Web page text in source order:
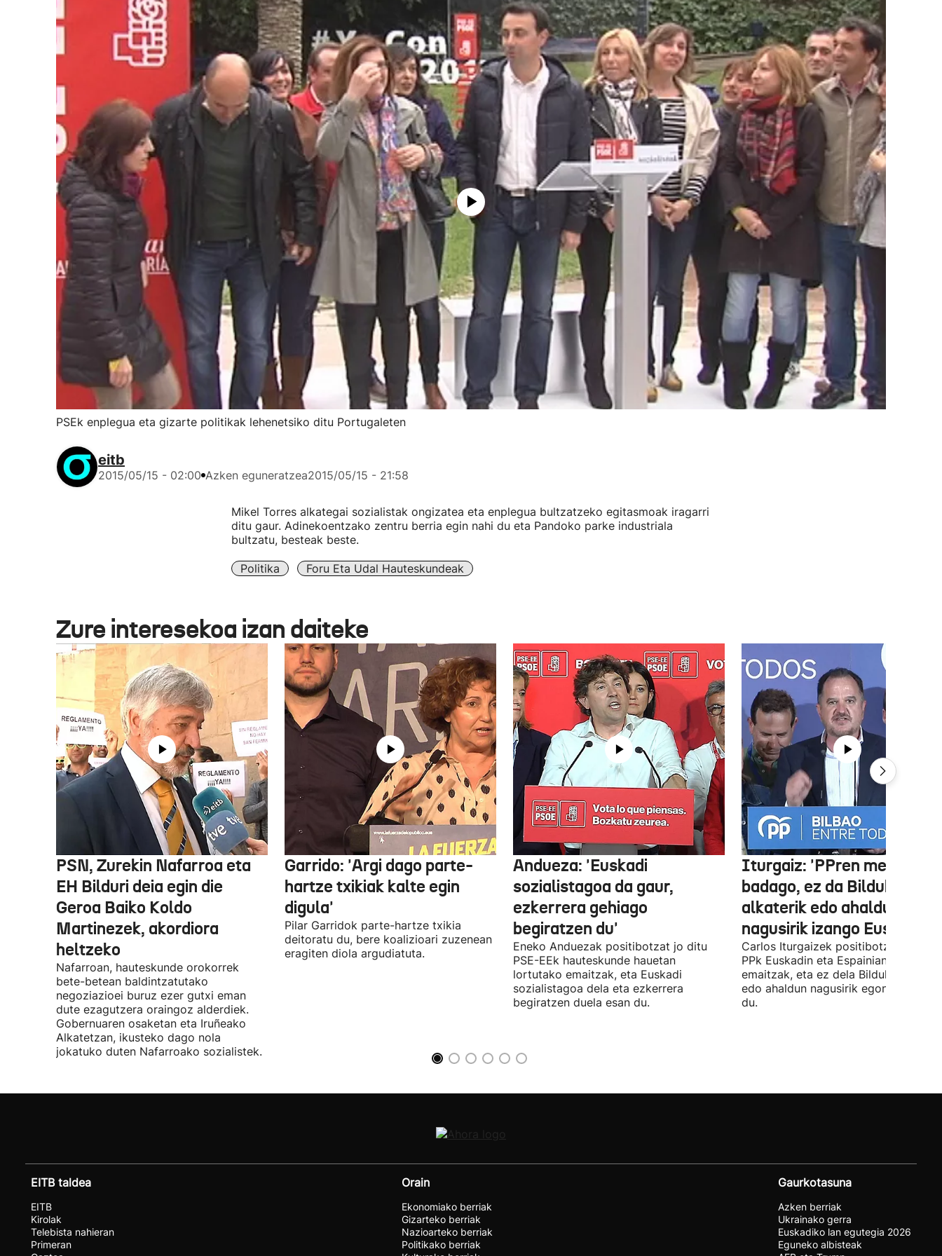
PSEk enplegua eta gizarte politikak lehenetsiko ditu Portugaleten
eitb
2015/05/15 - 02:00 Azken eguneratzea2015/05/15 - 21:58
Mikel Torres alkategai sozialistak ongizatea eta enplegua bultzatzeko egitasmoak iragarri
ditu gaur. Adinekoentzako zentru berria egin nahi du eta Pandoko parke industriala
bultzatu, besteak beste.
Politika Foru Eta Udal Hauteskundeak
Zure interesekoa izan daiteke
PSN, Zurekin Nafarroa eta
EH Bilduri deia egin die
Geroa Baiko Koldo
Martinezek, akordiora
heltzeko
Nafarroan, hauteskunde orokorrek
bete-betean baldintzatutako
negoziazioei buruz ezer gutxi eman
dute ezagutzera oraingoz alderdiek.
Gobernuaren osaketan eta Iruñeako
Alkatetzan, ikusteko dago nola
jokatuko duten Nafarroako sozialistek.
Garrido: 'Argi dago parte-
hartze txikiak kalte egin
digula'
Pilar Garridok parte-hartze txikia
deitoratu du, bere koalizioari zuzenean
eragiten diola argudiatuta.
Andueza: 'Euskadi
sozialistagoa da gaur,
ezkerrera gehiago
begiratzen du'
Eneko Anduezak positibotzat jo ditu
PSE-EEk hauteskunde hauetan
lortutako emaitzak, eta Euskadi
sozialistagoa dela eta ezkerrera
begiratzen duela esan du.
Iturgaiz: 'PPren menpe
badago, ez da Bilduko
alkaterik edo ahaldun
nagusirik izango Euskadin'
Carlos Iturgaizek positibotzat jo ditu
PPk Euskadin eta Espainian lortutako
emaitzak, eta ez dela Bilduko
edo ahaldun nagusirik egongo
du.
EITB taldea
EITB
Kirolak
Telebista nahieran
Primeran
Orain
Ekonomiako berriak
Gizarteko berriak
Nazioarteko berriak
Politikako berriak
Gaurkotasuna
Azken berriak
Ukrainako gerra
Euskadiko lan egutegia 2026
Eguneko albisteak